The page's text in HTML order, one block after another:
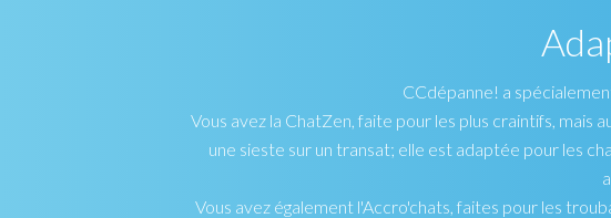
CCdépanne! a
Vous avez la ChatZen, faite pour les plus craintifs,
une sieste sur un transat; elle est adaptée pour les
Vous avez également l'Accro'chats, faites pour les